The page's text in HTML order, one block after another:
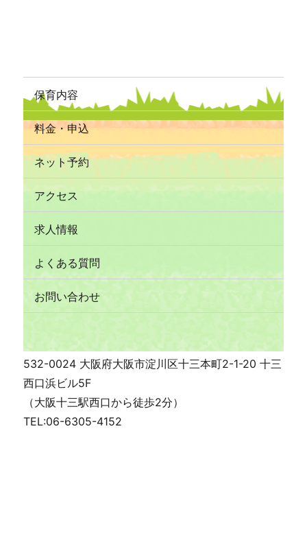
保育内容
料金・申込
ネット予約
アクセス
求人情報
よくある質問
お問い合わせ
532-0024 大阪府大阪市淀川区十三本町2-1-20 十三
西口浜ビル5F
（大阪十三駅西口から徒歩2分）
TEL:06-6305-4152